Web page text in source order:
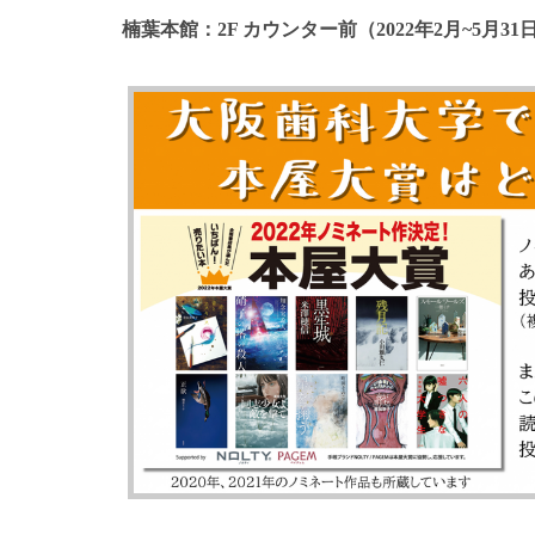
楠葉本館：2F カウンター前（2022年2月~5月31